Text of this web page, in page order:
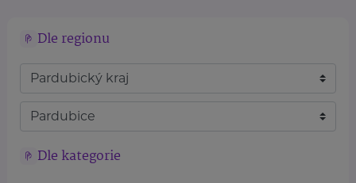
Dle regionu
Dle kategorie